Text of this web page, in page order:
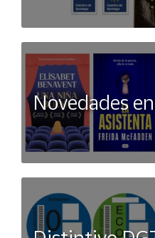
Novedades